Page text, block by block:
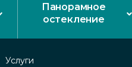
Панорамное
остекление
Услуги